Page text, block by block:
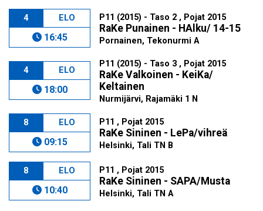
4 ELO
16:45
P11 (2015) - Taso 2 , Pojat 2015
RaKe Punainen - HAlku/ 14-15
Pornainen, Tekonurmi A
4 ELO
18:00
P11 (2015) - Taso 3 , Pojat 2015
RaKe Valkoinen - KeiKa/
Keltainen
Nurmijärvi, Rajamäki 1 N
8 ELO
09:15
P11 , Pojat 2015
RaKe Sininen - LePa/vihreä
Helsinki, Tali TN B
8 ELO
10:40
P11 , Pojat 2015
RaKe Sininen - SAPA/Musta
Helsinki, Tali TN A